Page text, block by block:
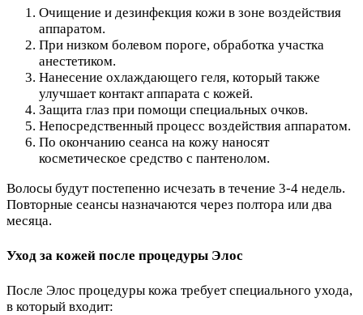
Очищение и дезинфекция кожи в зоне воздействия
аппаратом.
При низком болевом пороге, обработка участка
анестетиком.
Нанесение охлаждающего геля, который также
улучшает контакт аппарата с кожей.
Защита глаз при помощи специальных очков.
Непосредственный процесс воздействия аппаратом.
По окончанию сеанса на кожу наносят
косметическое средство с пантенолом.
Волосы будут постепенно исчезать в течение 3-4 недель.
Повторные сеансы назначаются через полтора или два
месяца.
Уход за кожей после процедуры Элос
После Элос процедуры кожа требует специального ухода,
в который входит: